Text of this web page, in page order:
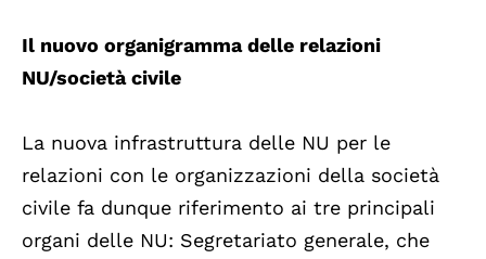
Il nuovo organigramma delle relazioni
NU/società civile
La nuova infrastruttura delle NU per le
relazioni con le organizzazioni della società
civile fa dunque riferimento ai tre principali
organi delle NU: Segretariato generale, che